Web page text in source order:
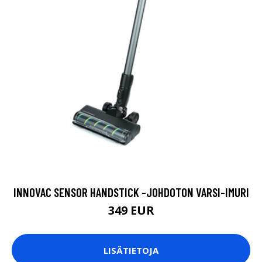
INNOVAC SENSOR HANDSTICK -JOHDOTON VARSI-IMURI
349 EUR
LISÄTIETOJA